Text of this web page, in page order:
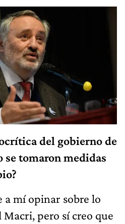
del gobierno de
se tomaron medidas
a mí opinar sobre lo
pero sí creo que